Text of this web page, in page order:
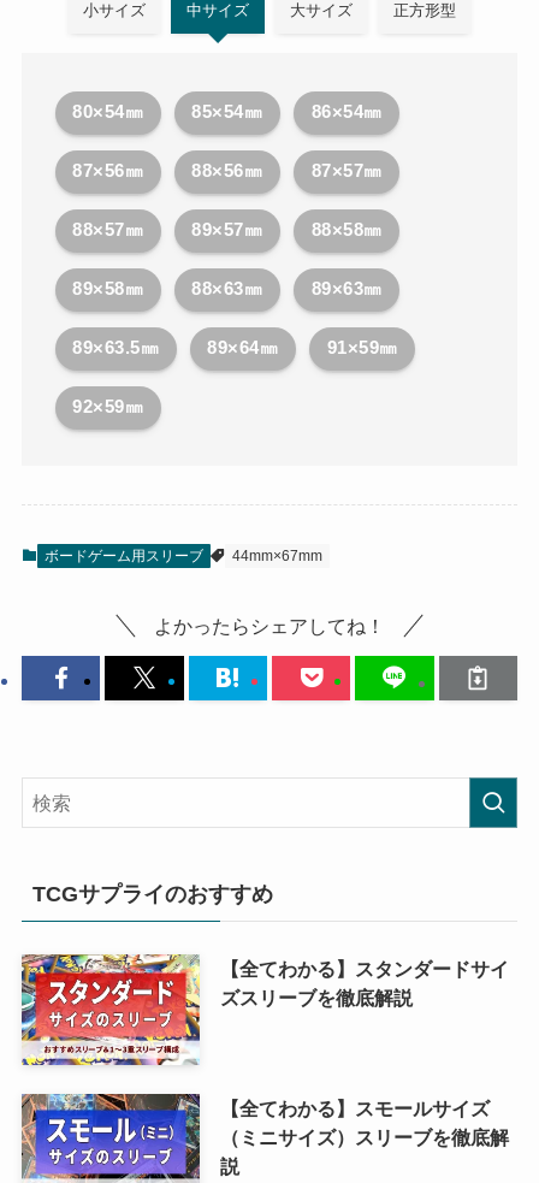
小サイズ 中サイズ 大サイズ 正方形型
80×54㎜ 85×54㎜ 86×54㎜
87×56㎜ 88×56㎜ 87×57㎜
88×57㎜ 89×57㎜ 88×58㎜
89×58㎜ 88×63㎜ 89×63㎜
89×63.5㎜ 89×64㎜ 91×59㎜
92×59㎜
ボードゲーム用スリーブ 44mm×67mm
よかったらシェアしてね！
TCGサプライのおすすめ
【全てわかる】スタンダードサイ
ズスリーブを徹底解説
【全てわかる】スモールサイズ
（ミニサイズ）スリーブを徹底解
説